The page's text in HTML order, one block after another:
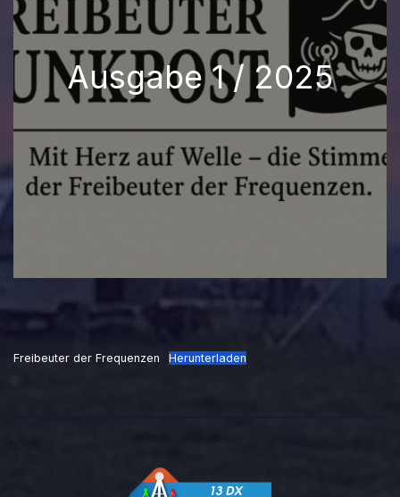
Ausgabe 1 / 2025
Freibeuter der Frequenzen Herunterladen